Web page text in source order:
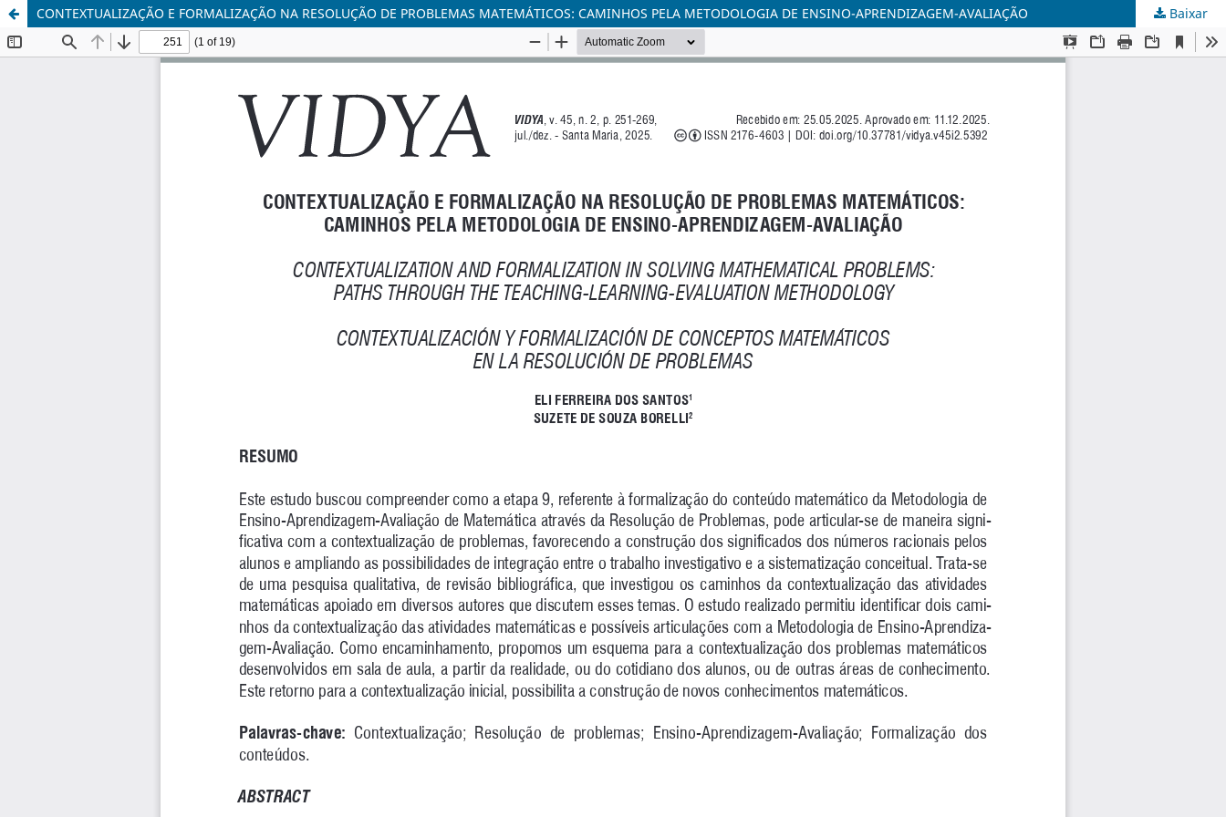
CONTEXTUALIZAÇÃO E FORMALIZAÇÃO NA RESOLUÇÃO DE PROBLEMAS MATEMÁTICOS: CAMINHOS PELA METODOLOGIA DE ENSINO-APRENDIZAGEM-AVALIAÇÃO Baixar